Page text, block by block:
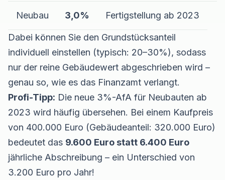
Neubau 3,0% Fertigstellung ab 2023
Dabei können Sie den Grundstücksanteil
individuell einstellen (typisch: 20–30%), sodass
nur der reine Gebäudewert abgeschrieben wird –
genau so, wie es das Finanzamt verlangt.
Profi-Tipp: Die neue 3%-AfA für Neubauten ab
2023 wird häufig übersehen. Bei einem Kaufpreis
von 400.000 Euro (Gebäudeanteil: 320.000 Euro)
bedeutet das 9.600 Euro statt 6.400 Euro
jährliche Abschreibung – ein Unterschied von
3.200 Euro pro Jahr!